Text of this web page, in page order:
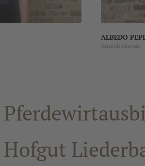
ALBEDO
Auszubildende
Hofgut